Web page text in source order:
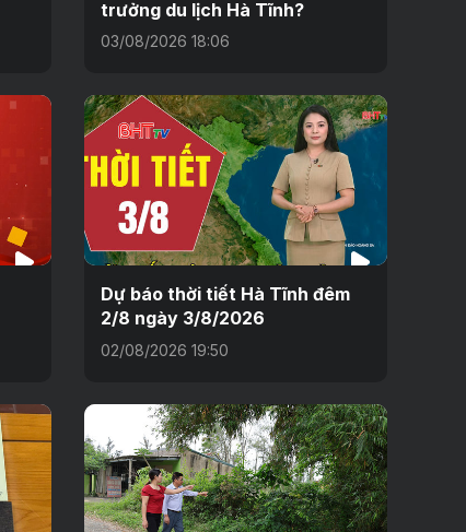
trưởng du lịch Hà Tĩnh?
03/08/2026 18:06
Dự báo thời tiết Hà Tĩnh đêm
2/8 ngày 3/8/2026
02/08/2026 19:50